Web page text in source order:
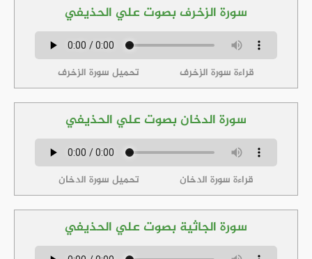
سورة الزخرف بصوت علي الحذيفي
قراءة سورة الزخرف تحميل سورة الزخرف
سورة الدخان بصوت علي الحذيفي
قراءة سورة الدخان تحميل سورة الدخان
سورة الجاثية بصوت علي الحذيفي